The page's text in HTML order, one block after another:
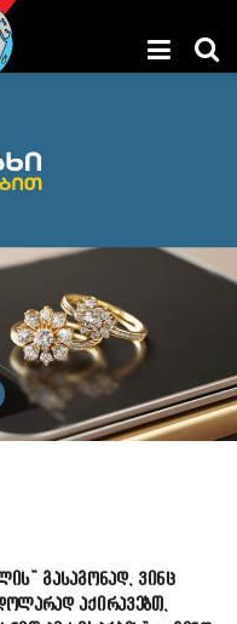
გასაგონად, ვინც
აქირავებთ,